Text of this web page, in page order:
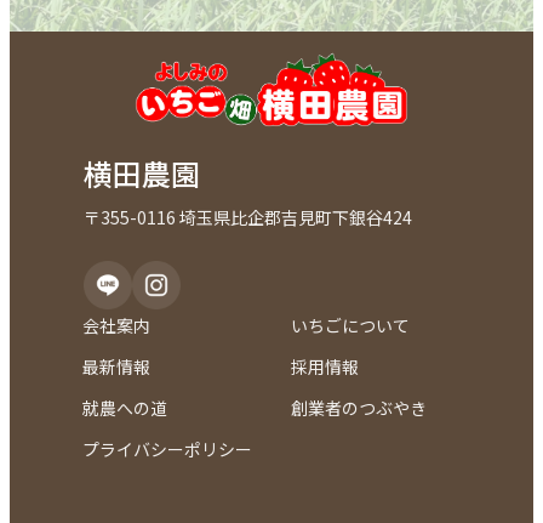
横田農園
〒355-0116 埼玉県比企郡吉見町下銀谷424
会社案内
いちごについて
最新情報
採用情報
就農への道
創業者のつぶやき
プライバシーポリシー